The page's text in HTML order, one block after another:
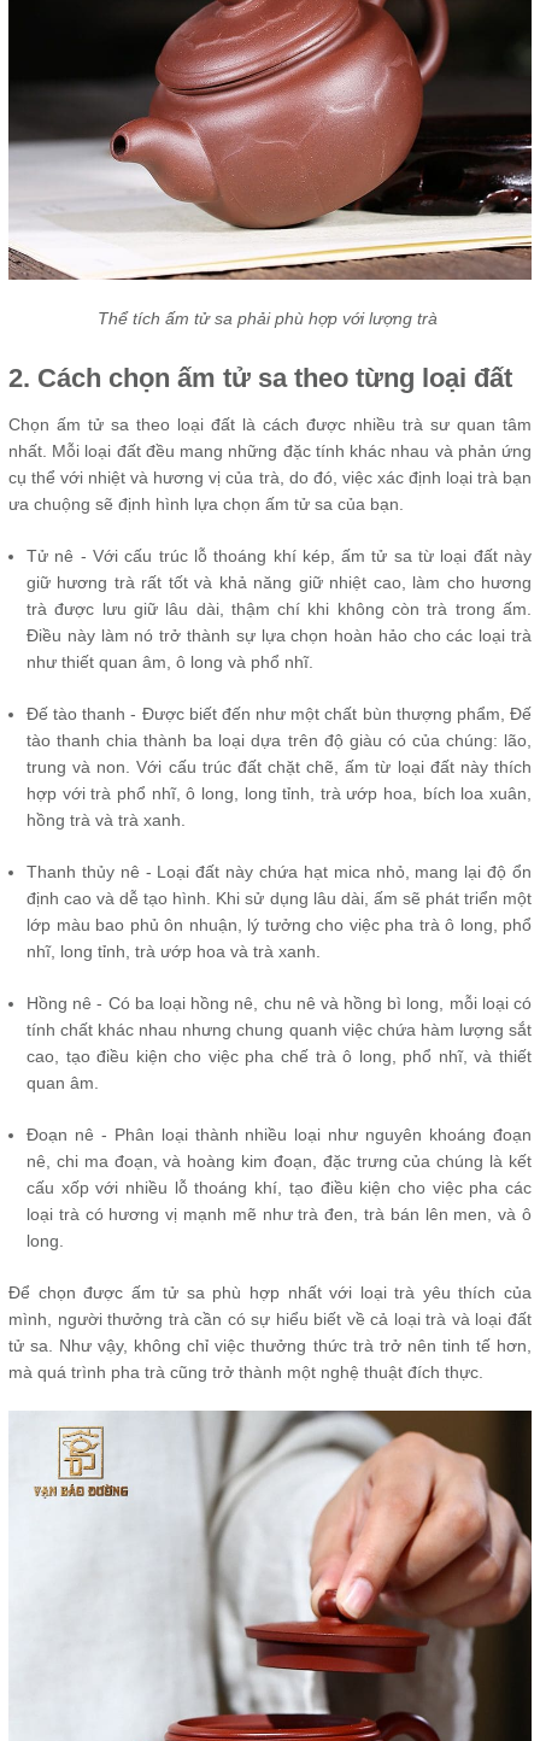
Thể tích ấm tử sa phải phù hợp với lượng trà
2. Cách chọn ấm tử sa theo từng loại đất
Chọn ấm tử sa theo loại đất là cách được nhiều trà sư quan tâm
nhất. Mỗi loại đất đều mang những đặc tính khác nhau và phản ứng
cụ thể với nhiệt và hương vị của trà, do đó, việc xác định loại trà bạn
ưa chuộng sẽ định hình lựa chọn ấm tử sa của bạn.
Tử nê - Với cấu trúc lỗ thoáng khí kép, ấm tử sa từ loại đất này
giữ hương trà rất tốt và khả năng giữ nhiệt cao, làm cho hương
trà được lưu giữ lâu dài, thậm chí khi không còn trà trong ấm.
Điều này làm nó trở thành sự lựa chọn hoàn hảo cho các loại trà
như thiết quan âm, ô long và phổ nhĩ.
Đế tào thanh - Được biết đến như một chất bùn thượng phẩm, Đế
tào thanh chia thành ba loại dựa trên độ giàu có của chúng: lão,
trung và non. Với cấu trúc đất chặt chẽ, ấm từ loại đất này thích
hợp với trà phổ nhĩ, ô long, long tỉnh, trà ướp hoa, bích loa xuân,
hồng trà và trà xanh.
Thanh thủy nê - Loại đất này chứa hạt mica nhỏ, mang lại độ ổn
định cao và dễ tạo hình. Khi sử dụng lâu dài, ấm sẽ phát triển một
lớp màu bao phủ ôn nhuận, lý tưởng cho việc pha trà ô long, phổ
nhĩ, long tỉnh, trà ướp hoa và trà xanh.
Hồng nê - Có ba loại hồng nê, chu nê và hồng bì long, mỗi loại có
tính chất khác nhau nhưng chung quanh việc chứa hàm lượng sắt
cao, tạo điều kiện cho việc pha chế trà ô long, phổ nhĩ, và thiết
quan âm.
Đoạn nê - Phân loại thành nhiều loại như nguyên khoáng đoạn
nê, chi ma đoạn, và hoàng kim đoạn, đặc trưng của chúng là kết
cấu xốp với nhiều lỗ thoáng khí, tạo điều kiện cho việc pha các
loại trà có hương vị mạnh mẽ như trà đen, trà bán lên men, và ô
long.
Để chọn được ấm tử sa phù hợp nhất với loại trà yêu thích của
mình, người thưởng trà cần có sự hiểu biết về cả loại trà và loại đất
tử sa. Như vậy, không chỉ việc thưởng thức trà trở nên tinh tế hơn,
mà quá trình pha trà cũng trở thành một nghệ thuật đích thực.